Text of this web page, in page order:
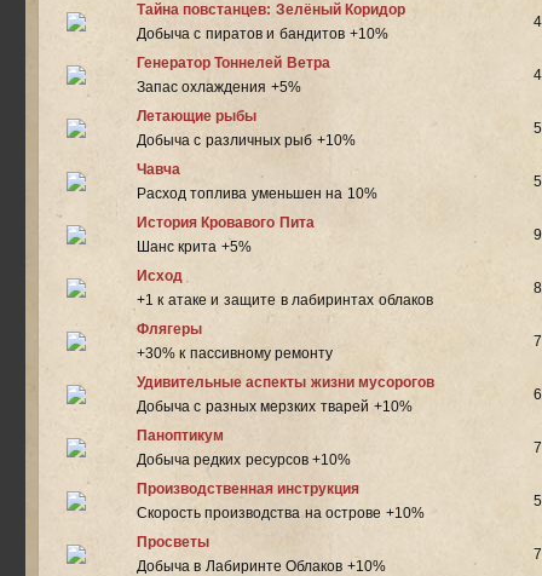
Тайна повстанцев: Зелёный Коридор
Добыча с пиратов и бандитов +10%
4
Генератор Тоннелей Ветра
Запас охлаждения +5%
4
Летающие рыбы
Добыча с различных рыб +10%
5
Чавча
Расход топлива уменьшен на 10%
5
История Кровавого Пита
Шанс крита +5%
9
Исход
+1 к атаке и защите в лабиринтах облаков
8
Флягеры
+30% к пассивному ремонту
7
Удивительные аспекты жизни мусорогов
Добыча с разных мерзких тварей +10%
6
Паноптикум
Добыча редких ресурсов +10%
7
Производственная инструкция
Скорость производства на острове +10%
5
Просветы
Добыча в Лабиринте Облаков +10%
7